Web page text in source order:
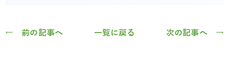
← 前の記事へ 一覧に戻る 次の記事へ →